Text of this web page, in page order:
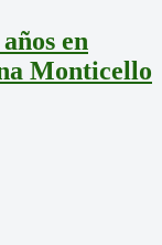
en
Monticello